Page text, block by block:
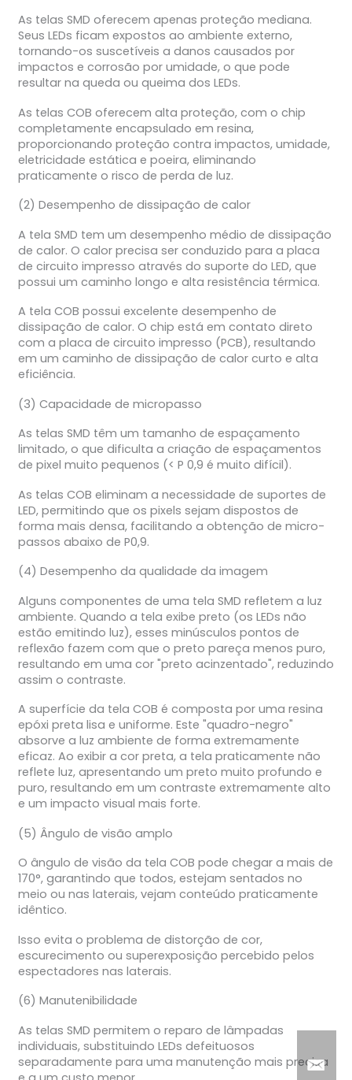
As telas SMD oferecem apenas proteção mediana.
Seus LEDs ficam expostos ao ambiente externo,
tornando-os suscetíveis a danos causados por
impactos e corrosão por umidade, o que pode
resultar na queda ou queima dos LEDs.
As telas COB oferecem alta proteção, com o chip
completamente encapsulado em resina,
proporcionando proteção contra impactos, umidade,
eletricidade estática e poeira, eliminando
praticamente o risco de perda de luz.
(2) Desempenho de dissipação de calor
A tela SMD tem um desempenho médio de dissipação
de calor. O calor precisa ser conduzido para a placa
de circuito impresso através do suporte do LED, que
possui um caminho longo e alta resistência térmica.
A tela COB possui excelente desempenho de
dissipação de calor. O chip está em contato direto
com a placa de circuito impresso (PCB), resultando
em um caminho de dissipação de calor curto e alta
eficiência.
(3) Capacidade de micropasso
As telas SMD têm um tamanho de espaçamento
limitado, o que dificulta a criação de espaçamentos
de pixel muito pequenos (< P 0,9 é muito difícil).
As telas COB eliminam a necessidade de suportes de
LED, permitindo que os pixels sejam dispostos de
forma mais densa, facilitando a obtenção de micro-
passos abaixo de P0,9.
(4) Desempenho da qualidade da imagem
Alguns componentes de uma tela SMD refletem a luz
ambiente. Quando a tela exibe preto (os LEDs não
estão emitindo luz), esses minúsculos pontos de
reflexão fazem com que o preto pareça menos puro,
resultando em uma cor "preto acinzentado", reduzindo
assim o contraste.
A superfície da tela COB é composta por uma resina
epóxi preta lisa e uniforme. Este "quadro-negro"
absorve a luz ambiente de forma extremamente
eficaz. Ao exibir a cor preta, a tela praticamente não
reflete luz, apresentando um preto muito profundo e
puro, resultando em um contraste extremamente alto
e um impacto visual mais forte.
(5) Ângulo de visão amplo
O ângulo de visão da tela COB pode chegar a mais de
170°, garantindo que todos, estejam sentados no
meio ou nas laterais, vejam conteúdo praticamente
idêntico.
Isso evita o problema de distorção de cor,
escurecimento ou superexposição percebido pelos
espectadores nas laterais.
(6) Manutenibilidade
As telas SMD permitem o reparo de lâmpadas
individuais, substituindo LEDs defeituosos
separadamente para uma manutenção mais precisa